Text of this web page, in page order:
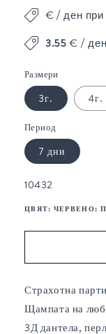
мултимедия
елемент
€ / ден
3.55 € /
Размери
3г. 4г.
Период
7 дни
SKU:
10432
ЦВЯТ: ЧЕРВЕНО;
Страхотна
Щампата на
3Д дантела,